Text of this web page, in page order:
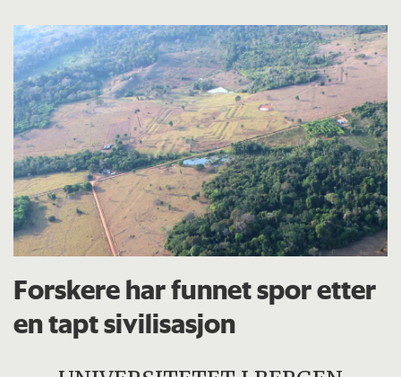
Forskere har funnet spor etter
en tapt sivilisasjon